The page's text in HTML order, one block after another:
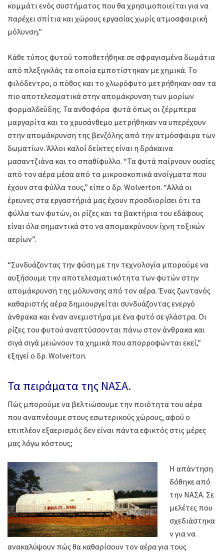
κομμάτι ενός συστήματος που θα χρησιμοποιείται για να
παρέχει σπίτια και χώρους εργασίας χωρίς ατμοσφαιρική
μόλυνση.”
Κάθε τύπος φυτού τοποθετήθηκε σε σφραγισμένα δωμάτια
από πλεξιγκλάς τα οποία εμποτίστηκαν με χημικά. Το
φιλόδεντρο, ο πόθος και το χλωρόφυτο μετρήθηκαν σαν τα
πιο αποτελεσματικά στην απομάκρυνση των μορίων
φορμαλδεΰδης. Τα ανθοφόρα φυτά όπως οι ζέρμπερα
μαργαρίτα και το χρυσάνθεμο μετρήθηκαν να υπερέχουν
στην απομάκρυνση της βενζόλης από την ατμόσφαιρα των
δωματίων. Άλλοι καλοί δείκτες είναι η δράκαινα
μασαντζιάνα και το σπαθίφυλλο. “Τα φυτά παίρνουν ουσίες
από τον αέρα μέσα από τα μικροσκοπικά ανοίγματα που
έχουν στα φύλλα τους,” είπε ο δρ. Wolverton. “Αλλά οι
έρευνες στα εργαστήριά μας έχουν προσδιορίσει ότι τα
φύλλα των φυτών, οι ρίζες και τα βακτήρια του εδάφους
είναι όλα σημαντικά στο να απομακρύνουν ίχνη τοξικών
αερίων”.
“Συνδυάζοντας την φύση με την τεχνολογία μπορούμε να
αυξήσουμε την αποτελεσματικότητα των φυτών στην
απομάκρυνση της μόλυνσης από τον αέρα. Ένας ζωντανός
καθαριστής αέρα δημιουργείται συνδυάζοντας ενεργό
άνθρακα και έναν ανεμιστήρα με ένα φυτό σε γλάστρα. Οι
ρίζες του φυτού αναπτύσσονται πάνω στον άνθρακα και
σιγά σιγά μειώνουν τα χημικά που απορροφώνται εκεί,”
εξηγεί ο δρ. Wolverton.
Τα πειράματα της ΝΑΣΑ.
Πώς μπορούμε να βελτιώσουμε την ποιότητα του αέρα
που αναπνέουμε στους εσωτερικούς χώρους, αφού ο
επιπλέον εξαερισμός δεν είναι πάντα εφικτός στις μέρες
μας λόγω κόστους;
Η απάντηση
δόθηκε από
την ΝΑΣΑ. Σε
μελέτες που
σχεδιάστηκα
ν για να
ανακαλύψουν πώς θα καθαρίσουν τον αέρα για τους